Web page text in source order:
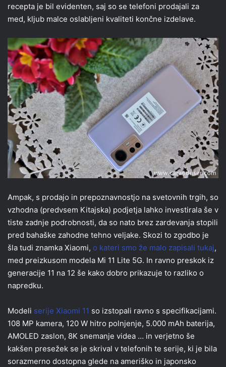
recepta je bil evidenten, saj so se telefoni prodajali za
med, kljub malce oslabljeni kvaliteti končne izdelave.
Ampak, s prodajo in prepoznavnostjo na svetovnih trgih, so
vzhodna (predvsem Kitajska) podjetja lahko investirala še v
tiste zadnje podrobnosti, da so nato brez zardevanja stopili
pred bahaške zahodne tehno veljake. Skozi to zgodbo je
šla tudi znamka Xiaomi, o kateri smo že malo zapisali tukaj,
med preizkusom modela Mi 11 Lite 5G. In ravno preskok iz
generacije 11 na 12 še kako dobro prikazuje to razliko o
napredku.
Modeli serije Xiaomi 11 so izstopali ravno s specifikacijami.
108 MP kamera, 120 W hitro polnjenje, 5.000 mAh baterija,
AMOLED zaslon, 8K snemanje videa … in verjetno še
kakšen presežek se je skrival v telefonih te serije, ki je bila
sorazmerno dostopna glede na ameriško in japonsko